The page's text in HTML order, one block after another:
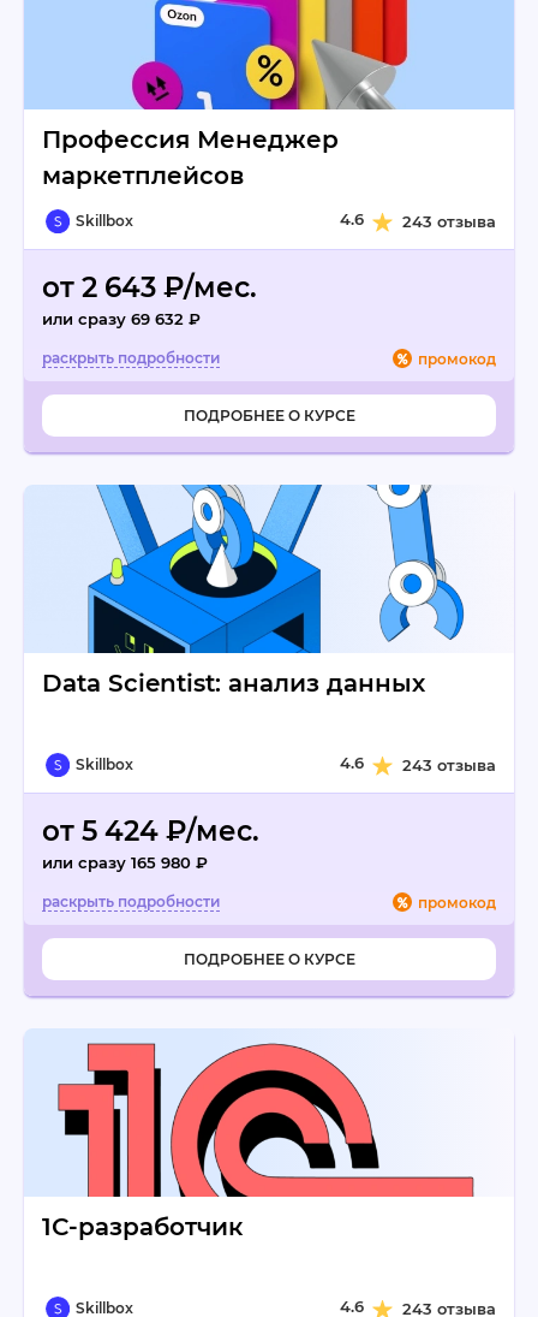
Профессия Менеджер
маркетплейсов
Skillbox 4.6 243 отзыва
от 2 643 ₽/мес.
или сразу 69 632 ₽
промокод
ПОДРОБНЕЕ О КУРСЕ
Data Scientist: анализ данных
Skillbox 4.6 243 отзыва
от 5 424 ₽/мес.
или сразу 165 980 ₽
промокод
ПОДРОБНЕЕ О КУРСЕ
1С-разработчик
Skillbox 4.6 243 отзыва